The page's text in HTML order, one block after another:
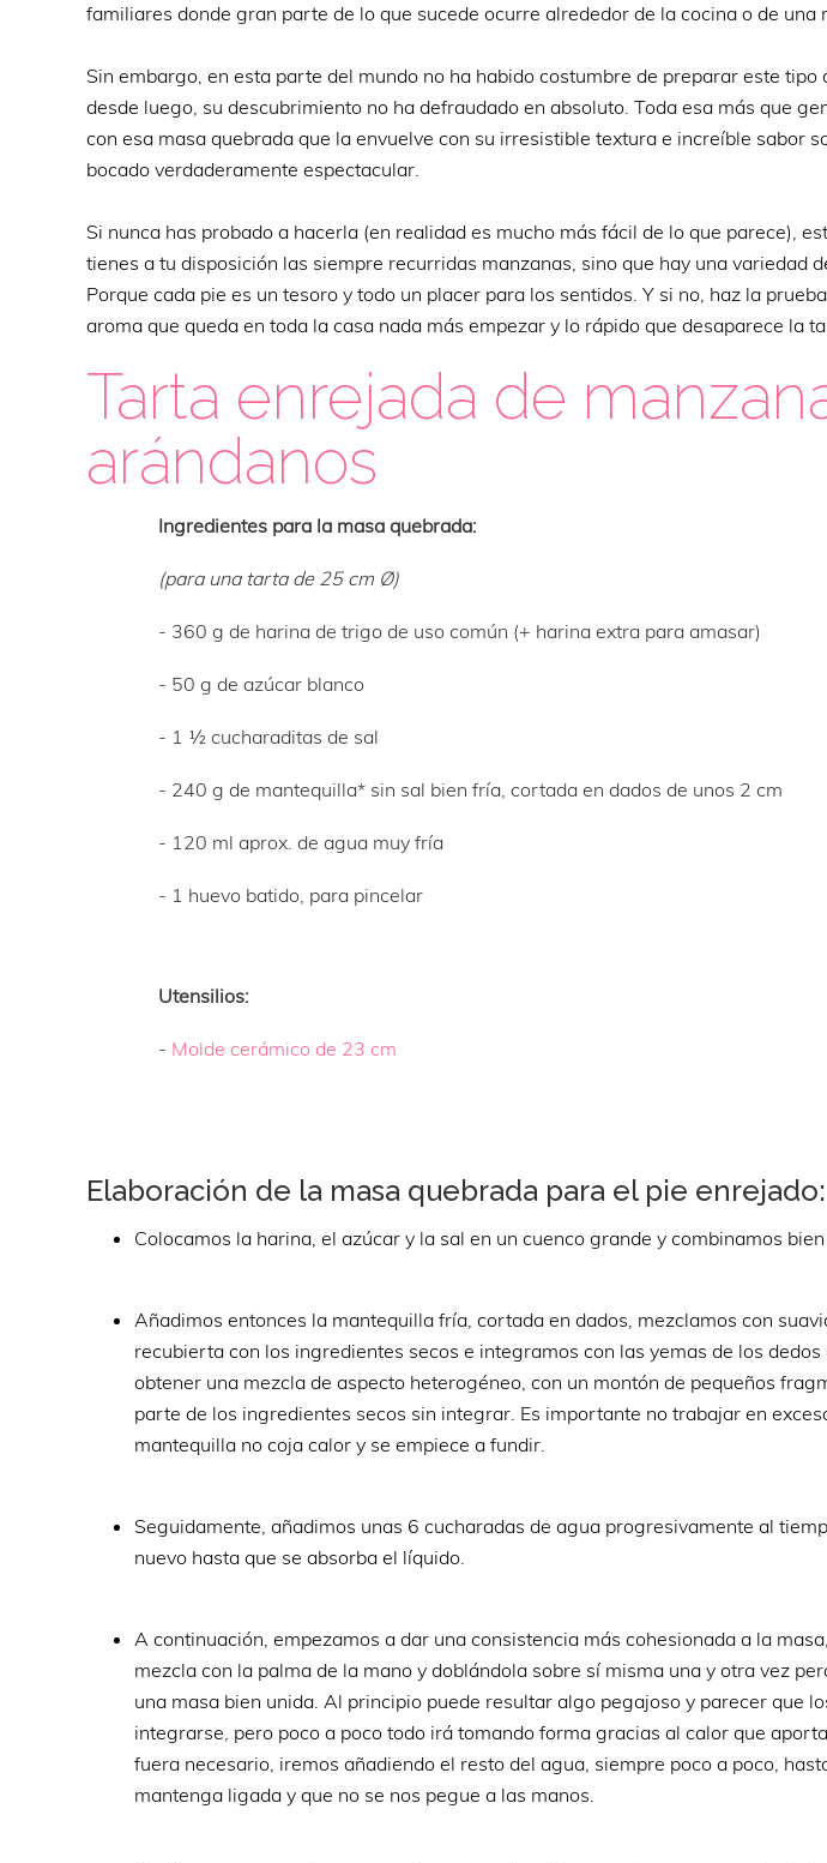
familiares donde gran parte de lo que sucede ocurre alrededor de la cocina o de una
Sin embargo, en esta parte del mundo no ha habido costumbre de preparar este tipo
desde luego, su descubrimiento no ha defraudado en absoluto. Toda esa más que
con esa masa quebrada que la envuelve con su irresistible textura e increíble sabor
bocado verdaderamente espectacular.
Si nunca has probado a hacerla (en realidad es mucho más fácil de lo que parece),
tienes a tu disposición las siempre recurridas manzanas, sino que hay una variedad
Porque cada pie es un tesoro y todo un placer para los sentidos. Y si no, haz la
aroma que queda en toda la casa nada más empezar y lo rápido que desaparece la
Tarta enrejada de
arándanos
Ingredientes para la masa quebrada:
(para una tarta de 25 cm Ø)
- 360 g de harina de trigo de uso común (+ harina extra para amasar)
- 50 g de azúcar blanco
- 1 ½ cucharaditas de sal
- 240 g de mantequilla* sin sal bien fría, cortada en dados de unos 2 cm
- 120 ml aprox. de agua muy fría
- 1 huevo batido, para pincelar
Utensilios:
- Molde cerámico de 23 cm
Elaboración de la masa quebrada para el pie enrejado:
Colocamos la harina, el azúcar y la sal en un cuenco grande y combinamos
Añadimos entonces la mantequilla fría, cortada en dados, mezclamos con
recubierta con los ingredientes secos e integramos con las yemas de los
obtener una mezcla de aspecto heterogéneo, con un montón de pequeños
parte de los ingredientes secos sin integrar. Es importante no trabajar en
mantequilla no coja calor y se empiece a fundir.
Seguidamente, añadimos unas 6 cucharadas de agua progresivamente al
nuevo hasta que se absorba el líquido.
A continuación, empezamos a dar una consistencia más cohesionada a la
mezcla con la palma de la mano y doblándola sobre sí misma una y otra vez
una masa bien unida. Al principio puede resultar algo pegajoso y parecer que
integrarse, pero poco a poco todo irá tomando forma gracias al calor que
fuera necesario, iremos añadiendo el resto del agua, siempre poco a poco,
mantenga ligada y que no se nos pegue a las manos.